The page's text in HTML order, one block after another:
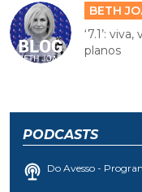
BETH
‘7.1’:
planos
PODCASTS
Do Avesso -